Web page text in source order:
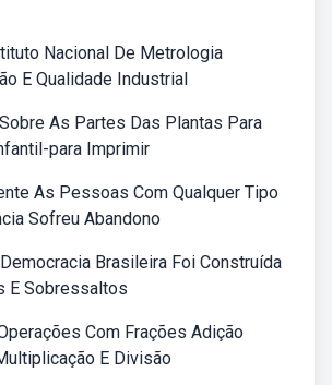
Nacional De Metrologia
E Qualidade Industrial
As Partes Das Plantas Para
para Imprimir
As Pessoas Com Qualquer Tipo
Sofreu Abandono
Brasileira Foi Construída
E Sobressaltos
Com Frações Adição
E Divisão